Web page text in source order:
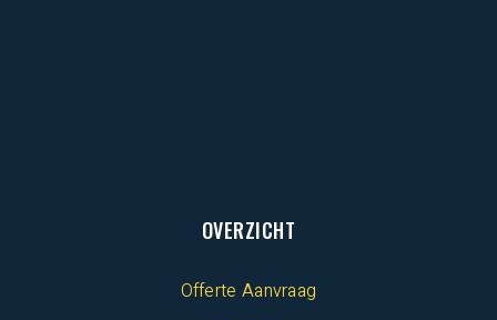
OVERZICHT
Offerte Aanvraag